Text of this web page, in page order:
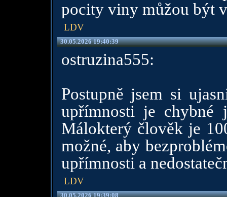
pocity viny můžou být
LDV
30.05.2026 19:40:39
ostruzina555:
Postupně jsem si
upřímnosti je chybné
Málokterý člověk je
možné, aby
upřímnosti a
LDV
30.05.2026 19:39:08